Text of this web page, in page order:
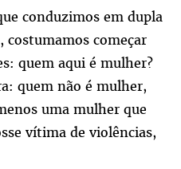
conduzimos em dupla
costumamos começar
quem aqui é mulher?
quem não é mulher,
uma mulher que
vítima de violências,